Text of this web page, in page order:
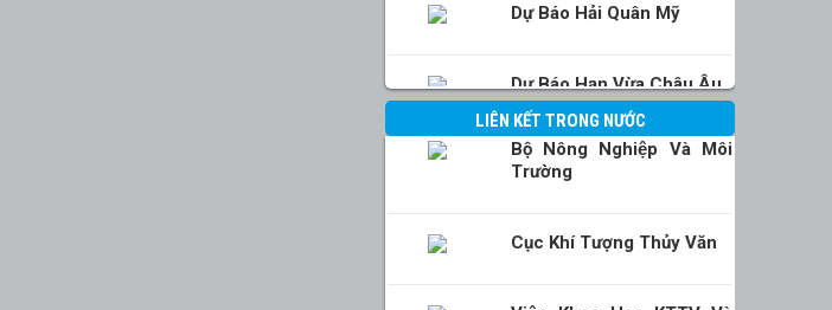
Dự Báo Hải Quân Mỹ
Dự Báo Hạn Vừa Châu Âu
LIÊN KẾT TRONG NƯỚC
Bộ Nông Nghiệp Và Môi
Trường
Cục Khí Tượng Thủy Văn